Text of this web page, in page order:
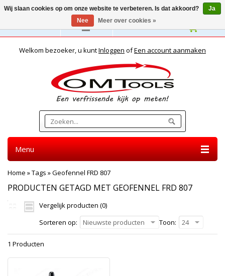
Nederlands
Welkom bezoeker, u kuntInloggen ofEen account aanmaken
Menu
Home »Tags »Geofennel FRD 807
PRODUCTEN GETAGD MET GEOFENNEL FRD 807
Vergelijk producten (0)
Sorteren op:
Nieuwste producten Toon: 24
1 Producten
Wij slaan cookies op om onze website te verbeteren. Is dat akkoord?
Ja
Nee
Meer over cookies »